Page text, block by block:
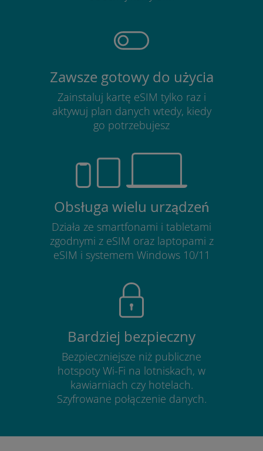
Zawsze gotowy do użycia
Zainstaluj kartę eSIM tylko raz i
aktywuj plan danych wtedy, kiedy
go potrzebujesz
Obsługa wielu urządzeń
Działa ze smartfonami i tabletami
zgodnymi z eSIM oraz laptopami z
eSIM i systemem Windows 10/11
Bardziej bezpieczny
Bezpieczniejsze niż publiczne
hotspoty Wi-Fi na lotniskach, w
kawiarniach czy hotelach.
Szyfrowane połączenie danych.